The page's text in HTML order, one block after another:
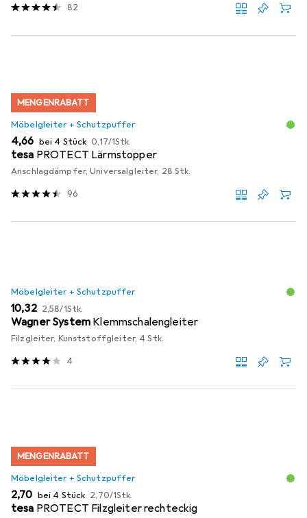
82
MENGENRABATT
Möbelgleiter + Schutzpuffer
EUR
4,66 bei 4 Stück EUR
0,17/1Stk.
tesa PROTECT Lärmstopper
Anschlagdämpfer, Universalgleiter, 28 Stk.
96
Möbelgleiter + Schutzpuffer
EUR
10,32 EUR
2,58/1Stk.
Wagner System Klemmschalengleiter
Filzgleiter, Kunststoffgleiter, 4 Stk.
4
MENGENRABATT
Möbelgleiter + Schutzpuffer
EUR
2,70 bei 4 Stück EUR
2,70/1Stk.
tesa PROTECT Filzgleiter rechteckig